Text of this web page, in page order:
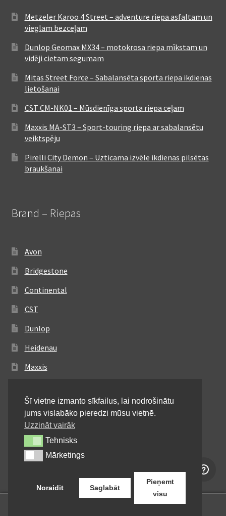
Metzeler Karoo 4 Street – adventure riepa asfaltam un
vieglam bezceļam
Dunlop Geomax MX34 – motokrosa riepa mīkstam un
vidēji cietam segumam
Mitas Street Force – Sabalansēta sporta riepa ikdienas
lietošanai
CST CM-NK01 – Mūsdienīga sporta riepa ceļam
Maxxis MA-ST3 – Sport-touring riepa ar sabalansētu
veiktspēju
Pirelli City Demon – Uzticama izvēle ikdienas pilsētas
braukšanai
Brand – Riepas
Avon
Bridgestone
Continental
CST
Dunlop
Heidenau
Maxxis
Michelin
Mitas
Pirelli
Shinko
Šī vietne izmanto sīkfailus, lai nodrošinātu
jums vislabāko pieredzi mūsu vietnē.
Uzzināt vairāk
TehnisksTehnisks
MārketingsMārketings
Noraidīt Saglabāt
Pieņemt
visu